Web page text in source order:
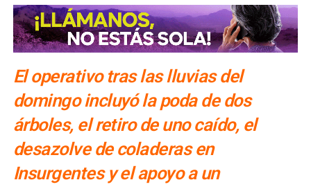
El operativo tras las lluvias del
domingo incluyó la poda de dos
árboles, el retiro de uno caído, el
desazolve de coladeras en
Insurgentes y el apoyo a un